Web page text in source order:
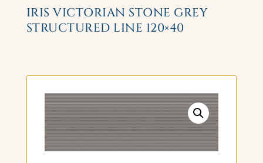
IRIS VICTORIAN STONE GREY
STRUCTURED LINE 120×40